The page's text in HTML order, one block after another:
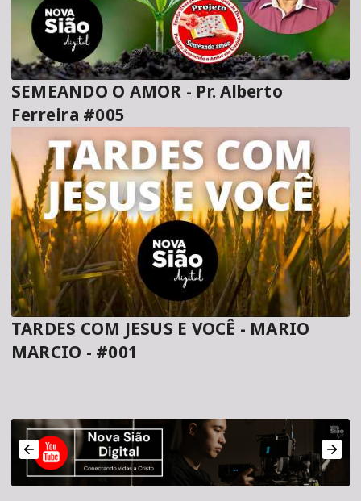
SEMEANDO O AMOR - Pr. Alberto
Ferreira #005
TARDES COM JESUS E VOCÊ - MARIO
MARCIO - #001